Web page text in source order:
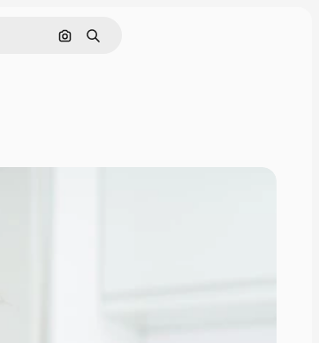
Görüntüyle ara
Aramak